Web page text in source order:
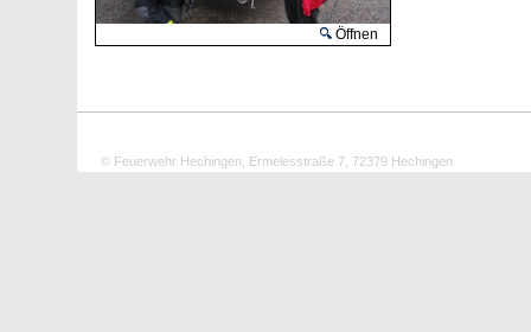
Öffnen
© Feuerwehr Hechingen, Ermelesstraße 7, 72379 Hechingen